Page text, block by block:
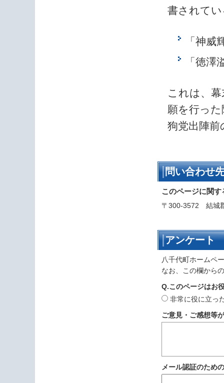
書されて
「神
「徳
これは、
願を行っ
狗党出陣
問い合わせ
このページに関
〒300-3572 結城
アンケート
八千代町ホームペ
なお、この欄から
Q.このページはお
非常に役に立っ
ご意見・ご感想等
メール認証のため